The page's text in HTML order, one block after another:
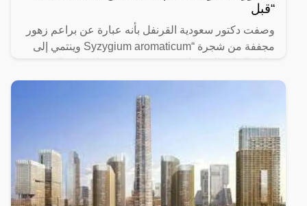
“قبل
وصفت دكتور سعودية القرنفل بأنه عبارة عن براعم زهور
مجففة من شجرة “Syzygium aromaticum وينتمي إلى
ينمو في